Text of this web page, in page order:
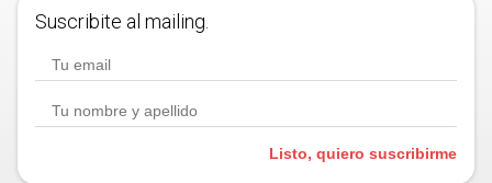
Suscribite al mailing.
Listo, quiero suscribirme